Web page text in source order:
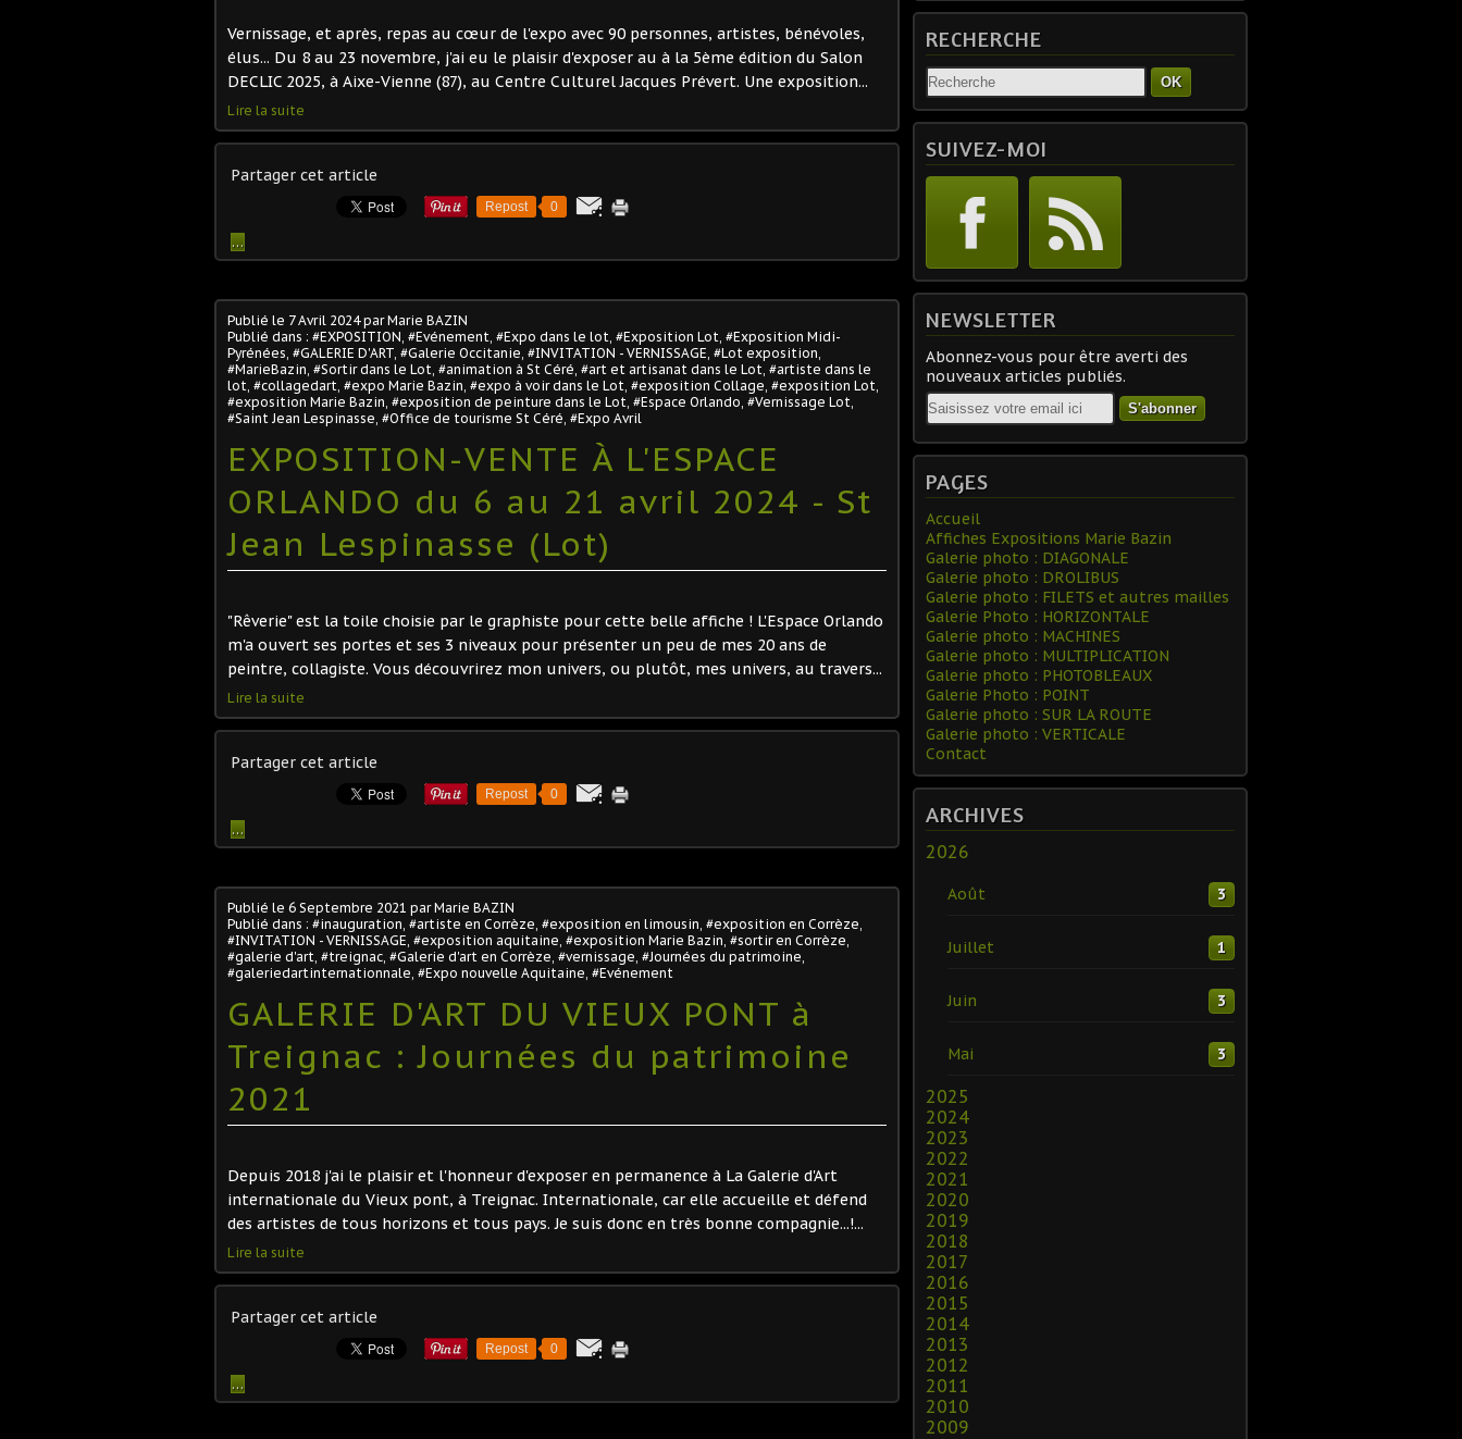
Vernissage, et après, repas au cœur de l'expo avec 90 personnes, artistes, bénévoles,
élus... Du 8 au 23 novembre, j'ai eu le plaisir d'exposer au à la 5ème édition du Salon
DECLIC 2025, à Aixe-Vienne (87), au Centre Culturel Jacques Prévert. Une exposition...
Lire la suite
Partager cet article
Repost 0
…
Publié le 7 Avril 2024par Marie BAZIN
Publié dans : #EXPOSITION, #Evénement, #Expo dans le lot, #Exposition Lot, #Exposition Midi-
Pyrénées, #GALERIE D'ART, #Galerie Occitanie, #INVITATION - VERNISSAGE, #Lot exposition,
#MarieBazin, #Sortir dans le Lot, #animation à St Céré, #art et artisanat dans le Lot, #artiste dans le
lot, #collagedart, #expo Marie Bazin, #expo à voir dans le Lot, #exposition Collage, #exposition Lot,
#exposition Marie Bazin, #exposition de peinture dans le Lot, #Espace Orlando, #Vernissage Lot,
#Saint Jean Lespinasse, #Office de tourisme St Céré, #Expo Avril
EXPOSITION-VENTE À L'ESPACE
ORLANDO du 6 au 21 avril 2024 - St
Jean Lespinasse (Lot)
"Rêverie" est la toile choisie par le graphiste pour cette belle affiche ! L'Espace Orlando
m'a ouvert ses portes et ses 3 niveaux pour présenter un peu de mes 20 ans de
peintre, collagiste. Vous découvrirez mon univers, ou plutôt, mes univers, au travers...
Lire la suite
Partager cet article
Repost 0
…
Publié le 6 Septembre 2021 par Marie BAZIN
Publié dans : #inauguration, #artiste en Corrèze, #exposition en limousin, #exposition en Corrèze,
#INVITATION - VERNISSAGE, #exposition aquitaine, #exposition Marie Bazin, #sortir en Corrèze,
#galerie d'art, #treignac, #Galerie d'art en Corrèze, #vernissage, #Journées du patrimoine,
#galeriedartinternationnale, #Expo nouvelle Aquitaine, #Evénement
GALERIE D'ART DU VIEUX PONT à
Treignac : Journées du patrimoine
2021
Depuis 2018 j'ai le plaisir et l'honneur d'exposer en permanence à La Galerie d'Art
internationale du Vieux pont, à Treignac. Internationale, car elle accueille et défend
des artistes de tous horizons et tous pays. Je suis donc en très bonne compagnie...!...
Lire la suite
Partager cet article
Repost 0
…
RECHERCHE
OK
SUIVEZ-MOI
NEWSLETTER
Abonnez-vous pour être averti des
nouveaux articles publiés.
Email
PAGES
Accueil
Affiches Expositions Marie Bazin
Galerie photo : DIAGONALE
Galerie photo : DROLIBUS
Galerie photo : FILETS et autres mailles
Galerie Photo : HORIZONTALE
Galerie photo : MACHINES
Galerie photo : MULTIPLICATION
Galerie photo : PHOTOBLEAUX
Galerie Photo : POINT
Galerie photo : SUR LA ROUTE
Galerie photo : VERTICALE
Contact
ARCHIVES
2026
Août 3
Juillet 1
Juin 3
Mai 3
2025
2024
2023
2022
2021
2020
2019
2018
2017
2016
2015
2014
2013
2012
2011
2010
2009